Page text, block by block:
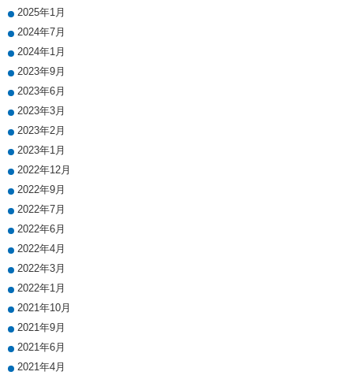
2025年1月
2024年7月
2024年1月
2023年9月
2023年6月
2023年3月
2023年2月
2023年1月
2022年12月
2022年9月
2022年7月
2022年6月
2022年4月
2022年3月
2022年1月
2021年10月
2021年9月
2021年6月
2021年4月